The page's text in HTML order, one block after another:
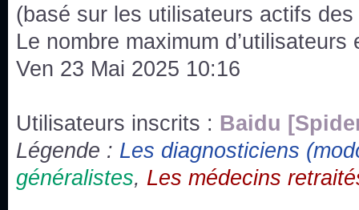
Bonne année 2019 !
Joyeux Noël !
Bonne année tout le monde !
Un peu de ménage, spams supprimés. Depuis
chaines françaises diffusent House, HD1 et
(basé sur les utilisateurs actifs
Le nombre maximum
Ven 23 Mai 2025 10:16
Utilisateurs inscrits : Baidu
Légende : Les diagnosticiens
généralistes, Les médecins